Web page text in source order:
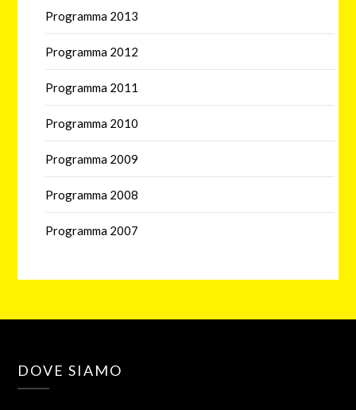
Programma 2013
Programma 2012
Programma 2011
Programma 2010
Programma 2009
Programma 2008
Programma 2007
DOVE SIAMO